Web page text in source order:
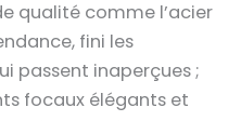
qualité comme l’acier
fini les
passent inaperçues ;
focaux élégants et